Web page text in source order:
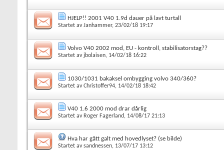
HJELP!! 2001 V40 1.9d dauer på lavt turtall
Startet avJanhammer, 23/02/18 19:17
Volvo V40 2002 mod, EU - kontroll, stabilisatorstag??
Startet av jbolaisen, 14/02/18 16:22
1030/1031 bakaksel ombygging volvo 340/360?
Startet avChristoffer94, 14/02/18 18:42
V40 1.6 2000 mod drar dårlig
Startet av Roger Fagerland, 14/08/17 21:13
Hva har gått galt med hovedlyset? (se bilde)
Startet avsandnessen, 13/07/17 13:12